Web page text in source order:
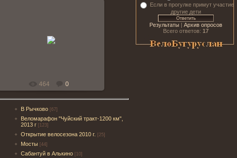
464 0
В Рычково [67]
Веломарафон "Чуйский тракт-1200 км",
2013 г [123]
Открытие велосезона 2010 г. [25]
Мосты [44]
Сабантуй в Алькино [10]
Если в прогулке примут участие
другие дети
Результаты | Архив опросов
Всего ответов: 17